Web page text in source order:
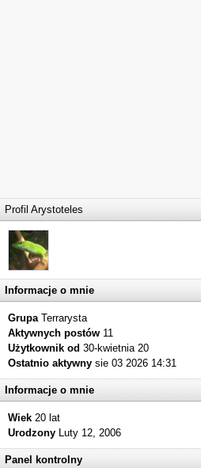
Profil Arystoteles
Informacje o mnie
GrupaTerrarysta
Aktywnych postów 11
Użytkownik od 30-kwietnia 20
Ostatnio aktywny sie 03 2026 14:31
Informacje o mnie
Wiek 20 lat
Urodzony Luty 12, 2006
Panel kontrolny